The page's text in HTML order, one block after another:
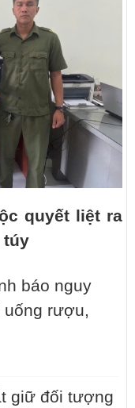
quyết liệt ra
túy
báo nguy
uống rượu,
giữ đối tượng